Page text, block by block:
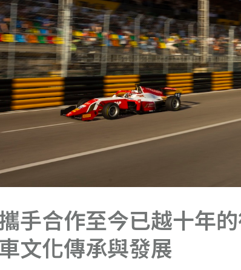
手合作至今已越十年
文化傳承與發展